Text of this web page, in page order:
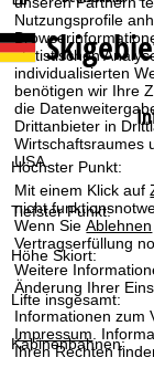
Nutzungsprofile
statistischen
individualisierten
benötigen wir Ihre
die
Drittanbieter in
Wirtschaftsraumes
USA.
Mit einem Klick auf
nicht
Wenn SieAblehnen
Vertragserfüllung
Weitere
Änderung Ihrer
Informationen zum
Impressum.
Ihren Rechten
t
a
r
t
s
e
i
t
Höchster Punkt:
Tiefster Punkt:
Höhe Skiort:
Lifte insgesamt:
Kabinenbahnen: